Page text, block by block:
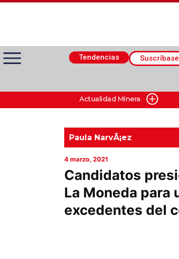
Tendencias Suscríbase
Actualidad Minera
Minería Superficie
Minerí­a Subterránea
Actualidad Minera
Paula NarvÃ¡ez
4 marzo, 2021
Candidatos
La Moneda para
excedentes del